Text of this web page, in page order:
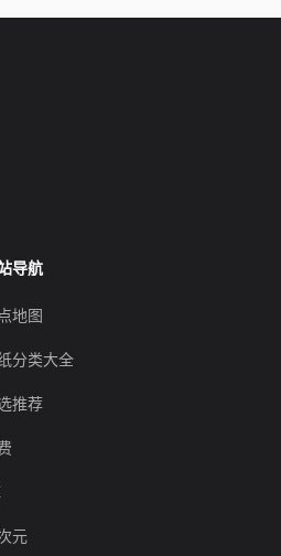
导航
地图
分类大全
推荐
元